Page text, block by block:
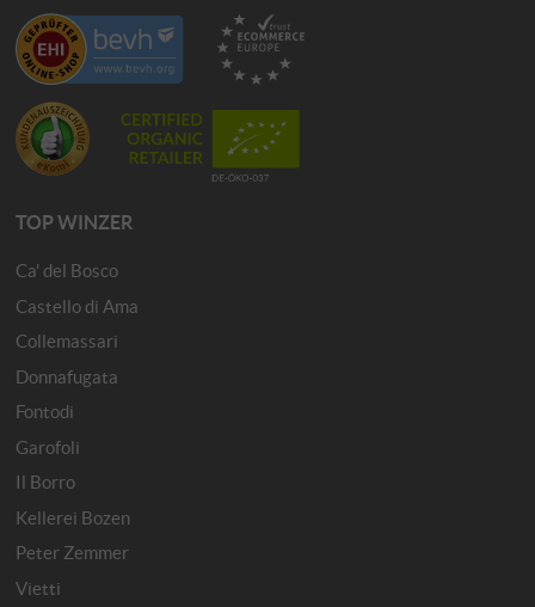
TOP WINZER
Ca' del Bosco
Castello di Ama
Collemassari
Donnafugata
Fontodi
Garofoli
Il Borro
Kellerei Bozen
Peter Zemmer
Vietti